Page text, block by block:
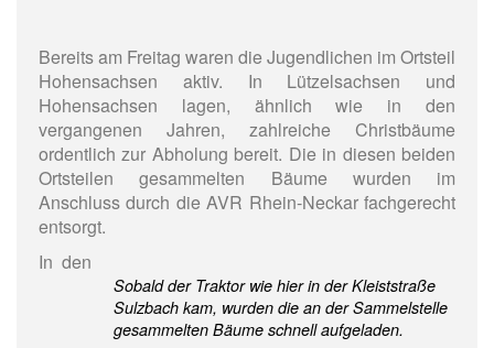
Bereits am Freitag waren die Jugendlichen im Ortsteil
Hohensachsen aktiv. In Lützelsachsen und
Hohensachsen lagen, ähnlich wie in den
vergangenen Jahren, zahlreiche Christbäume
ordentlich zur Abholung bereit. Die in diesen beiden
Ortsteilen gesammelten Bäume wurden im
Anschluss durch die AVR Rhein-Neckar fachgerecht
entsorgt.
Sobald der Traktor wie hier in der Kleiststraße
Sulzbach kam, wurden die an der Sammelstelle
gesammelten Bäume schnell aufgeladen.
In den